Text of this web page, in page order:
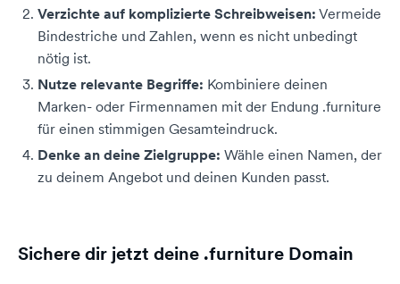
Verzichte auf komplizierte Schreibweisen: Vermeide
Bindestriche und Zahlen, wenn es nicht unbedingt
nötig ist.
Nutze relevante Begriffe: Kombiniere deinen
Marken- oder Firmennamen mit der Endung .furniture
für einen stimmigen Gesamteindruck.
Denke an deine Zielgruppe: Wähle einen Namen, der
zu deinem Angebot und deinen Kunden passt.
Sichere dir jetzt deine .furniture Domain